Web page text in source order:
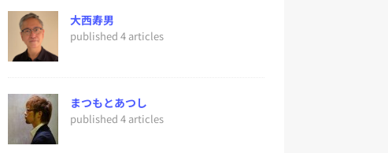
大西寿男
published 4 articles
まつもとあつし
published 4 articles